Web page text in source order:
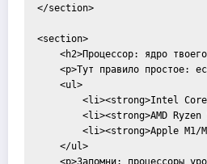
</section>
<section>
<h2>Процессор: ядро
<p>Тут правило простое:
    <ul>
<li><strong>Intel
<li><strong>AMD Ryzen
<li><strong>Apple M1/
    </ul>